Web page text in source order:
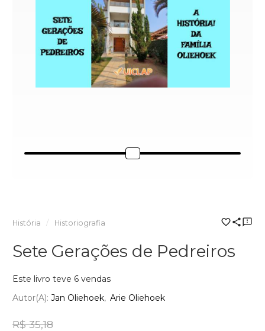
História Historiografia
Sete Gerações de Pedreiros
Este livro teve 6 vendas
Autor(a): Jan Oliehoek Arie Oliehoek
R$ 35,18